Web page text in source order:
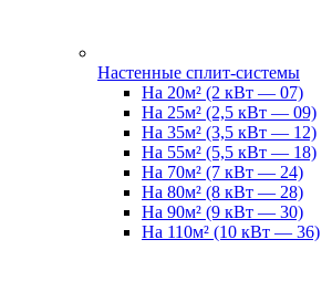
Настенные сплит-системы
На 20м² (2 кВт — 07)
На 25м² (2,5 кВт — 09)
На 35м² (3,5 кВт — 12)
На 55м² (5,5 кВт — 18)
На 70м² (7 кВт — 24)
На 80м² (8 кВт — 28)
На 90м² (9 кВт — 30)
На 110м² (10 кВт — 36)